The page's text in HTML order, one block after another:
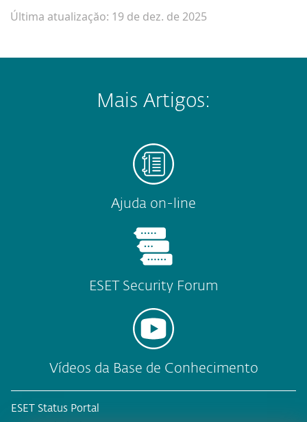
Última atualizaçăo: 19 de dez. de 2025
Mais Artigos:
Ajuda on-line
ESET Security Forum
Vídeos da Base de Conhecimento
ESET Status Portal